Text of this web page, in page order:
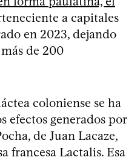
a capitales
en 2023, dejando
de 200
coloniense se ha
efectos generados por
de Juan Lacaze,
francesa Lactalis. Esa